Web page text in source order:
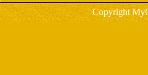
Copyright